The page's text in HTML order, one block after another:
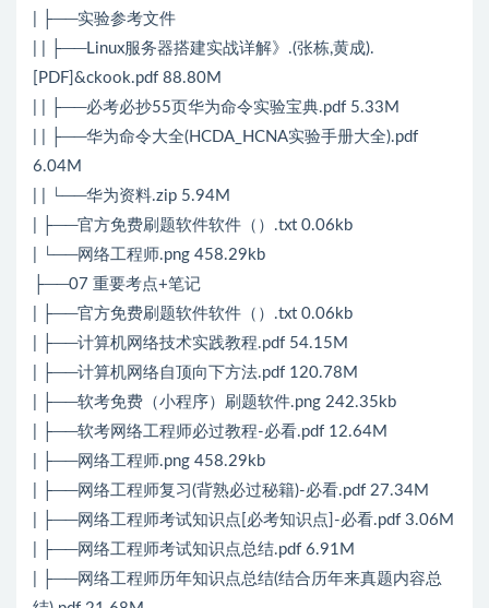
| ├──实验参考文件
| | ├──Linux服务器搭建实战详解》.(张栋,黄成).
[PDF]&ckook.pdf 88.80M
| | ├──必考必抄55页华为命令实验宝典.pdf 5.33M
| | ├──华为命令大全(HCDA_HCNA实验手册大全).pdf
6.04M
| | └──华为资料.zip 5.94M
| ├──官方免费刷题软件软件（）.txt 0.06kb
| └──网络工程师.png 458.29kb
├──07 重要考点+笔记
| ├──官方免费刷题软件软件（）.txt 0.06kb
| ├──计算机网络技术实践教程.pdf 54.15M
| ├──计算机网络自顶向下方法.pdf 120.78M
| ├──软考免费（小程序）刷题软件.png 242.35kb
| ├──软考网络工程师必过教程-必看.pdf 12.64M
| ├──网络工程师.png 458.29kb
| ├──网络工程师复习(背熟必过秘籍)-必看.pdf 27.34M
| ├──网络工程师考试知识点[必考知识点]-必看.pdf 3.06M
| ├──网络工程师考试知识点总结.pdf 6.91M
| ├──网络工程师历年知识点总结(结合历年来真题内容总